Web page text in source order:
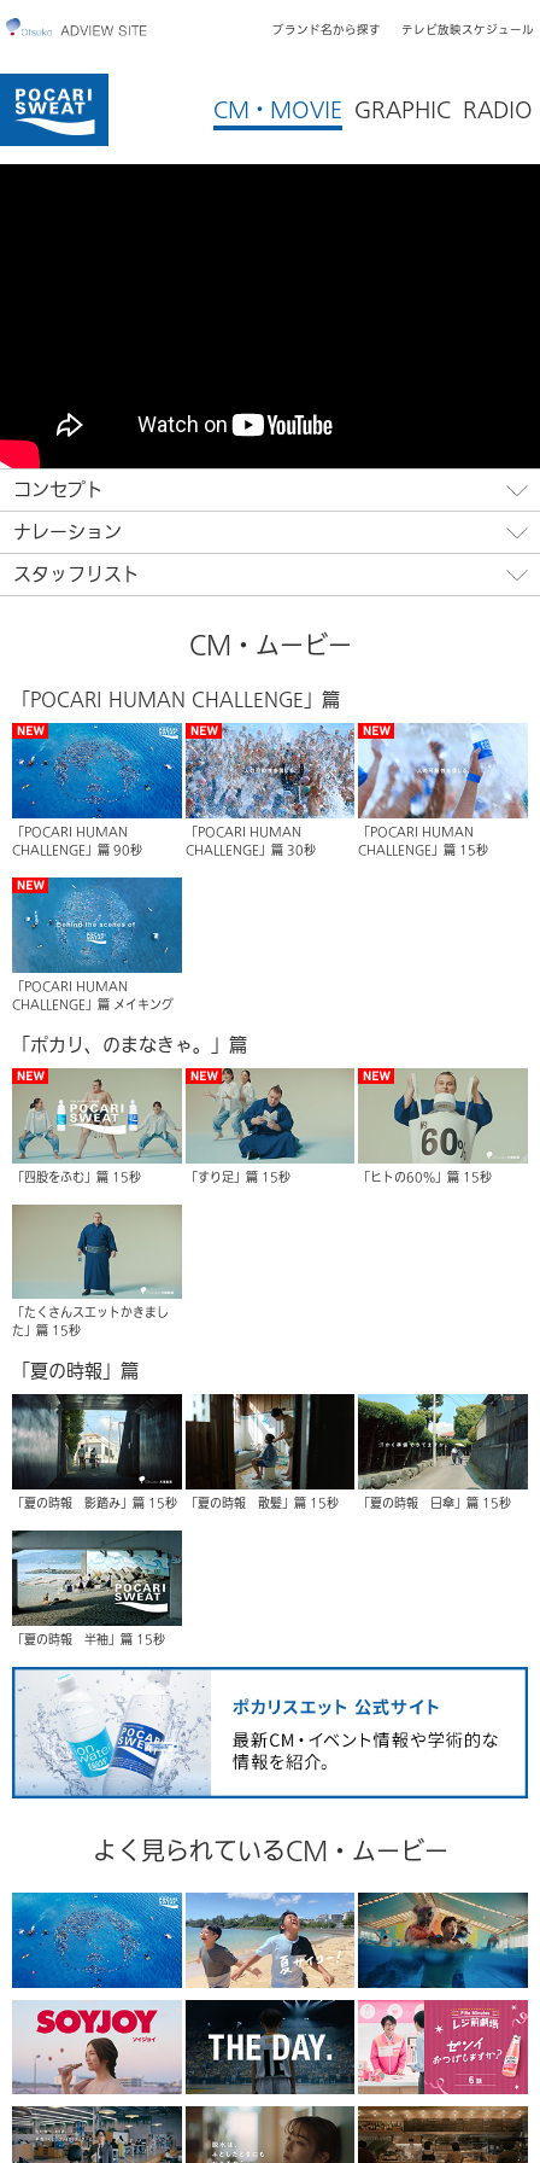
ブランド名から探す テレビ放映スケジュール
CM・MOVIE GRAPHIC RADIO
コンセプト
ナレーション
スタッフリスト
CM・ムービー
「POCARI HUMAN CHALLENGE」篇
「POCARI HUMAN
CHALLENGE」篇 90秒
「POCARI HUMAN
CHALLENGE」篇 30秒
「POCARI HUMAN
CHALLENGE」篇 15秒
「POCARI HUMAN
CHALLENGE」篇 メイキング
「ポカリ、のまなきゃ。」篇
「四股をふむ」篇 15秒 「すり足」篇 15秒 「ヒトの60%」篇 15秒
「たくさんスエットかきまし
た」篇 15秒
「夏の時報」篇
「夏の時報 影踏み」篇 15秒 「夏の時報 散髪」篇 15秒 「夏の時報 日傘」篇 15秒
「夏の時報 半袖」篇 15秒
よく見られているCM・ムービー